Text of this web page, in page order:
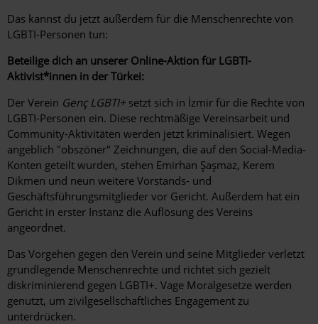
Das kannst du jetzt außerdem für die Menschenrechte von
LGBTI-Personen tun:
Beteilige dich an unserer Online-Aktion für LGBTI-
Aktivist*innen in der Türkei:
Der Verein Genç LGBTI+ setzt sich in İzmir für die Rechte von
LGBTI-Personen ein. Diese rechtmäßige Vereinsarbeit und
Community-Aktivitäten werden jetzt kriminalisiert. Wegen
angeblich "obszöner" Zeichnungen, die auf den Social-Media-
Konten geteilt wurden, stehen Emirhan Şaşmaz, Kerem
Dikmen und neun weitere Vorstands- und
Geschäftsführungsmitglieder vor Gericht. Außerdem hat ein
Gericht in erster Instanz die Auflösung des Vereins
angeordnet.
Das Vorgehen gegen den Verein und seine Mitglieder verletzt
grundlegende Menschenrechte und richtet sich gezielt
diskriminierend gegen LGBTI+. Vage Moralgesetze werden
genutzt, um zivilgesellschaftliches Engagement zu
unterdrücken.